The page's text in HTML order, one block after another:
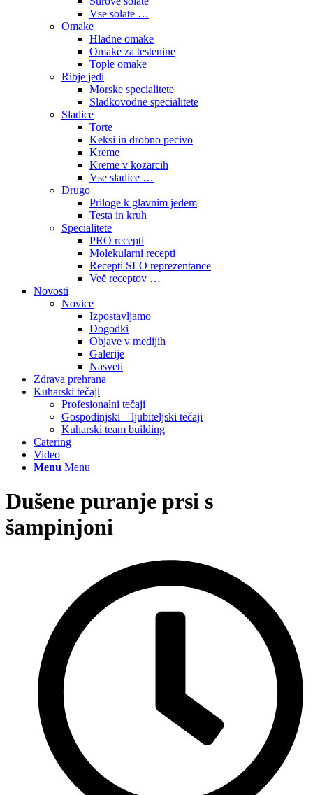
Vse solate …
Omake
Hladne omake
Omake za testenine
Tople omake
Ribje jedi
Morske specialitete
Sladkovodne specialitete
Sladice
Torte
Keksi in drobno pecivo
Kreme
Kreme v kozarcih
Vse sladice …
Drugo
Priloge k glavnim jedem
Testa in kruh
Specialitete
PRO recepti
Molekularni recepti
Recepti SLO reprezentance
Več receptov …
Novosti
Novice
Izpostavljamo
Dogodki
Objave v medijih
Galerije
Nasveti
Zdrava prehrana
Kuharski tečaji
Profesionalni tečaji
Gospodinjski – ljubiteljski tečaji
Kuharski team building
Catering
Video
Menu Menu
Dušene puranje prsi s
šampinjoni